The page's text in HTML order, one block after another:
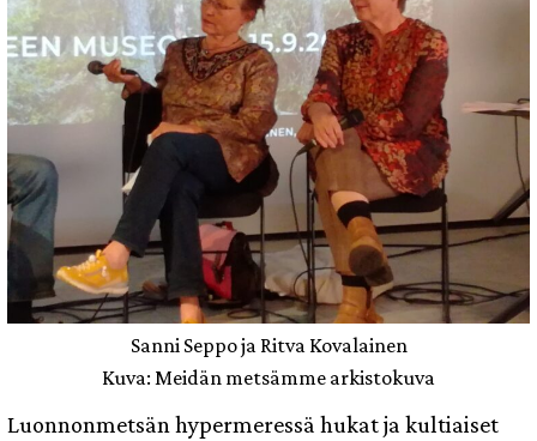
Sanni Seppo ja Ritva Kovalainen
Kuva: Meidän metsämme arkistokuva
Luonnonmetsän hypermeressä hukat ja kultiaiset